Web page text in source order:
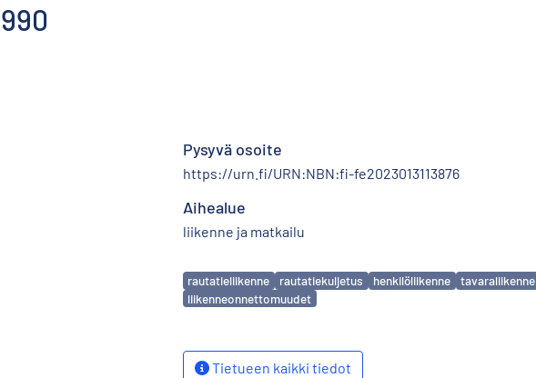
Pysyvä osoite
https://urn.fi/URN:NBN:fi-fe2023013113876
Aihealue
liikenne ja matkailu
Avainsanat
rautatieliikenne rautatiekuljetus henkilöliikenne tavaraliikenne
liikenneonnettomuudet
Tietueen kaikki tiedot